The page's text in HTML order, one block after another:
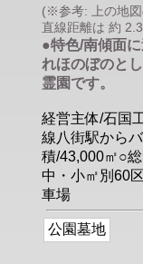
(※参考: 上の地図
直線距離は 約
●特色/南傾面
れほのぼのと
霊園です。
経営主体/石国
線八街駅から
積/43,000㎡○
中・小㎡別60
車場
公園墓地